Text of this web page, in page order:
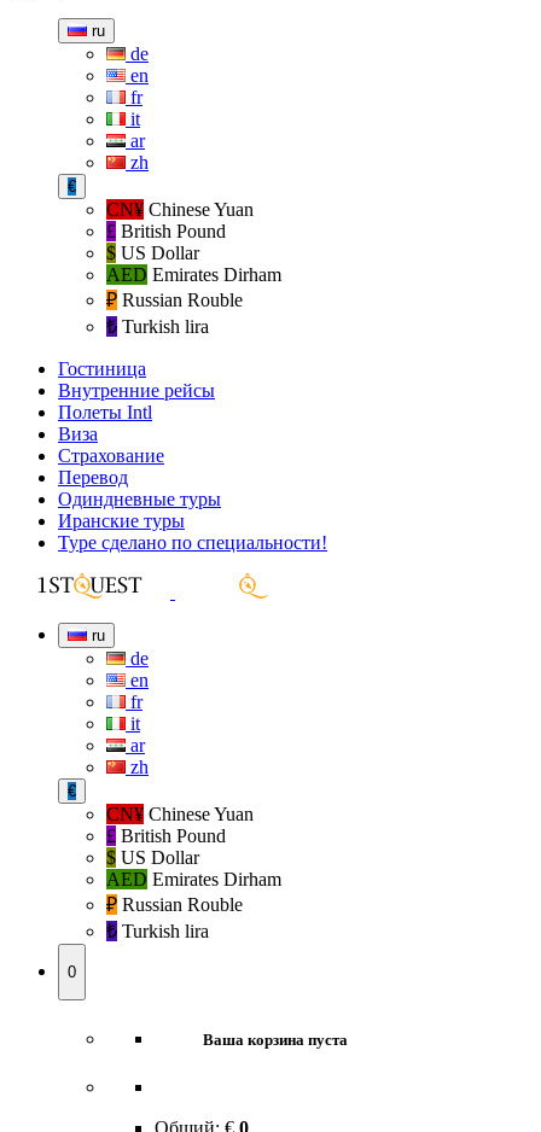
ru
de
en
fr
it
ar
zh
€
CN¥ Chinese Yuan
£ British Pound
$ US Dollar
AED Emirates Dirham
₽‎ Russian Rouble
₺‎ Turkish lira
Гостиница
Внутренние рейсы
Полеты Intl
Виза
Страхование
Перевод
Одиндневные туры
Иранские туры
Туре сделано по специальности!
ru
de
en
fr
it
ar
zh
€
CN¥ Chinese Yuan
£ British Pound
$ US Dollar
AED Emirates Dirham
₽‎ Russian Rouble
₺‎ Turkish lira
0
Ваша корзина пуста
Общий: € 0